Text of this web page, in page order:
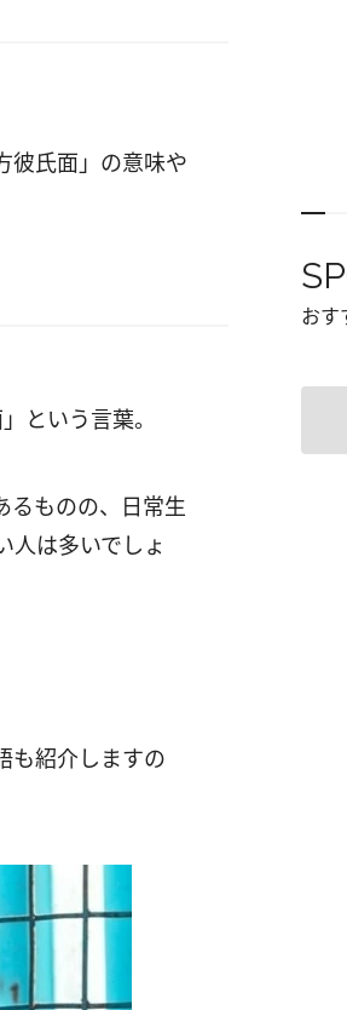
彼氏面」の意味や
という言葉。
るものの、日常生
人は多いでしょ
も紹介しますの
おす